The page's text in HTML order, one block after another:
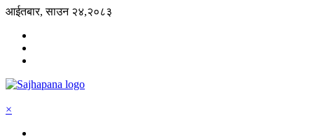
आईतबार, साउन २४,२०८३
×